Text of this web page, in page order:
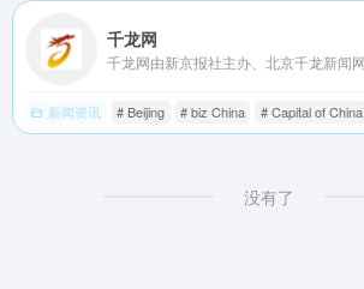
千龙网
新闻资讯 # Beijing # biz China # Capital of China
没有了